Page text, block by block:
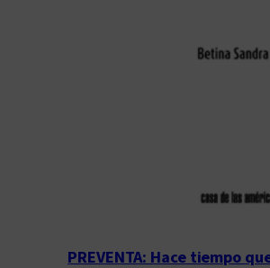
PREVENTA: Hace tiempo